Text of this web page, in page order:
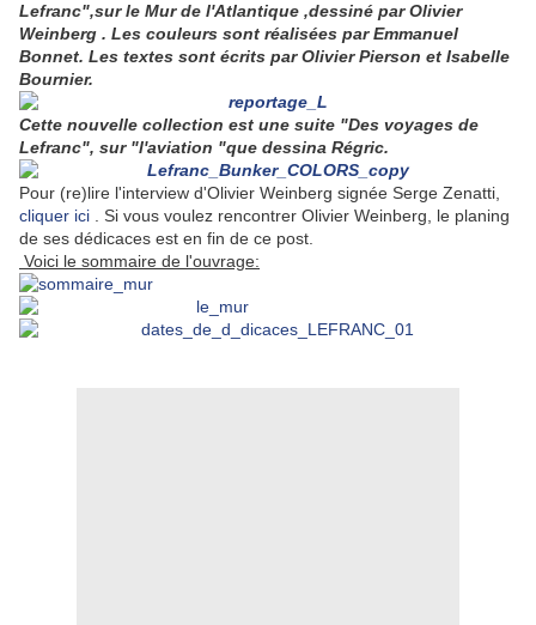
Lefranc",sur le Mur de l'Atlantique ,dessiné par Olivier
Weinberg . Les couleurs sont réalisées par Emmanuel
Bonnet. Les textes sont écrits par Olivier Pierson et Isabelle
Bournier.
Cette nouvelle collection est une suite "Des voyages de
Lefranc", sur "l'aviation "que dessina Régric.
Pour (re)lire l'interview d'Olivier Weinberg signée Serge Zenatti,
cliquer ici . Si vous voulez rencontrer Olivier Weinberg, le planing
de ses dédicaces est en fin de ce post.
Voici le sommaire de l'ouvrage: